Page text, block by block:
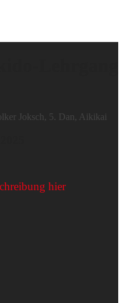
Joksch, 5. Dan, Aikikai
hier